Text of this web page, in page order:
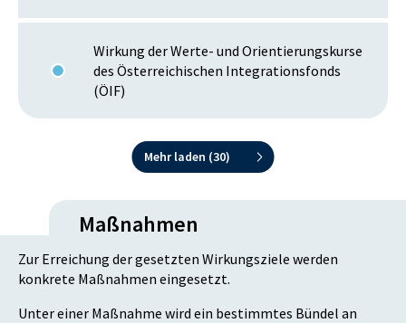
Wirkung der Werte- und Orientierungskurse
des Österreichischen Integrationsfonds
(ÖIF)
Mehr laden (30)
Maßnahmen
Zur Erreichung der gesetzten Wirkungsziele werden
konkrete Maßnahmen eingesetzt.
Unter einer Maßnahme wird ein bestimmtes Bündel an